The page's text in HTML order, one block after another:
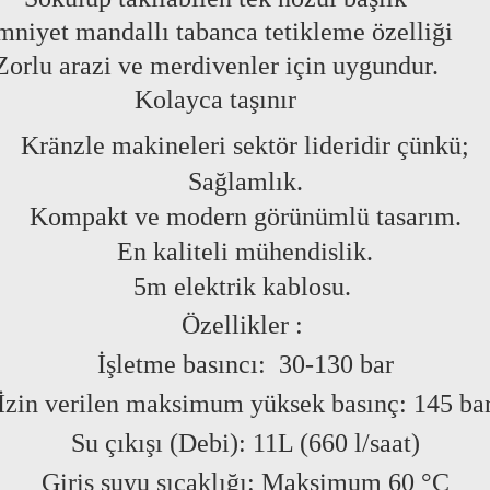
mandallı tabanca tetikleme özelliği
arazi ve merdivenler için uygundur.
Kolayca taşınır
Kränzle makineleri sektör lideridir çünkü;
Sağlamlık.
Kompakt ve modern görünümlü tasarım.
En kaliteli mühendislik.
5m elektrik kablosu.
Özellikler:
İşletme basıncı: 30-130 bar
verilen maksimum yüksek basınç: 145
Su çıkışı (Debi): 11L (660 l/saat)
Giriş suyu sıcaklığı: Maksimum 60 °C